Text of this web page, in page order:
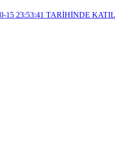
15 23:53:41 TARİHİNDE